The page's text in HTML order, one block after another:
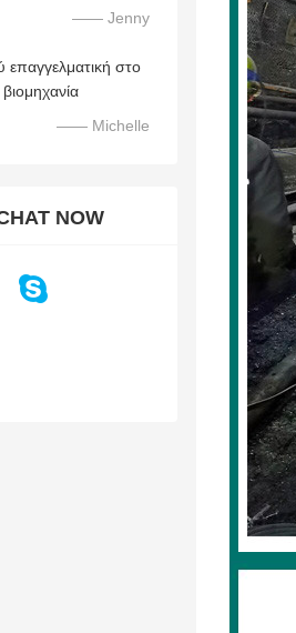
—— Jenny
επαγγελματική στο
—— Michelle
NOW